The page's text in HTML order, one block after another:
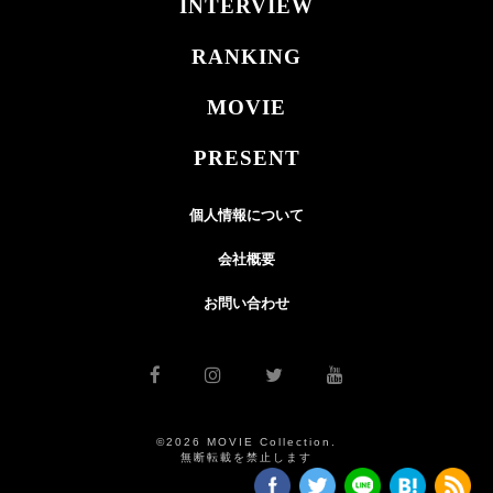
INTERVIEW
RANKING
MOVIE
PRESENT
個人情報について
会社概要
お問い合わせ
©2026 MOVIE Collection.
無断転載を禁止します